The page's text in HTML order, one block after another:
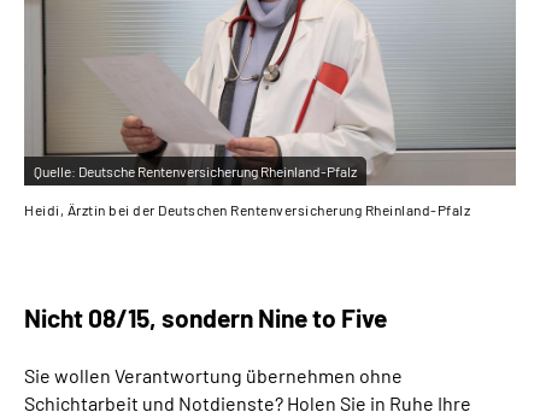
Quelle: Deutsche Rentenversicherung Rheinland-Pfalz
Heidi, Ärztin bei der Deutschen Rentenversicherung Rheinland-Pfalz
Nicht 08/15, sondern Nine to Five
Sie wollen Verantwortung übernehmen ohne
Schichtarbeit und Notdienste? Holen Sie in Ruhe Ihre